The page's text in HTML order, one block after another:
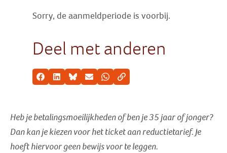
Sorry, de aanmeldperiode is voorbij.
Deel met anderen
Facebook
LinkedInBlueskyE-mailWhatsappKopieer link
Heb je betalingsmoeilijkheden of ben je 35 jaar of jonger?
Dan kan je kiezen voor het ticket aan reductietarief. Je
hoeft hiervoor geen bewijs voor te leggen.